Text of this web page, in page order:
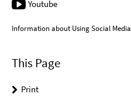
Youtube
Information about Using Social Media
This Page
Print